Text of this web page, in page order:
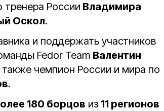
тренера России Владимира
Оскол.
и поддержать участников
Fedor Team Валентин
также чемпион России и мира по
.
180 борцов из 11 регионов